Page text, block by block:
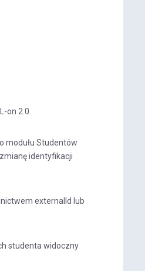
on 2.0.
modułu Studentów
identyfikacji
externalId lub
studenta widoczny